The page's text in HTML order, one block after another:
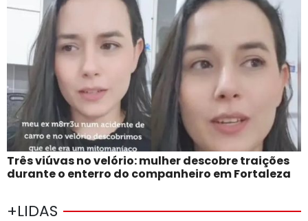
Três viúvas no velório: mulher descobre traições
durante o enterro do companheiro em Fortaleza
+LIDAS